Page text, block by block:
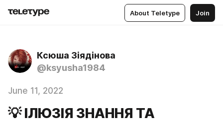
About Teletype Join
Ксюша Зіядінова
@ksyusha1984
June 11, 2022
​​💡 ІЛЮЗІЯ ЗНАННЯ ТА